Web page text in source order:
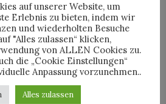
MATTEL IM
INTERVIEW
auf unserer Website, um
Erlebnis zu bieten, indem wir
und wiederholten Besuche
"Alles zulassen“ klicken,
von ALLEN Cookies zu.
die „Cookie Einstellungen“
Anpassung vorzunehmen..
Alles zulassen